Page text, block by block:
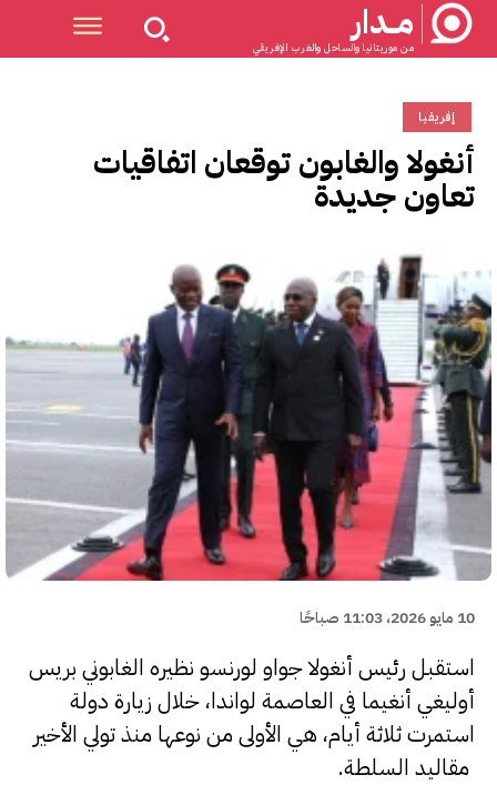
مــدار
من موريتانيا والساحل والغرب الإفريقي
إفريقيا
أنغولا والغابون توقعان اتفاقيات
تعاون جديدة
10 مايو 2026، 11:03 صباحًا
استقبل رئيس أنغولا جواو لورنسو نظيره الغابوني بريس
أوليغي أنغيما في العاصمة لواندا، خلال زيارة دولة
استمرت ثلاثة أيام، هي الأولى من نوعها منذ تولي الأخير
مقاليد السلطة.